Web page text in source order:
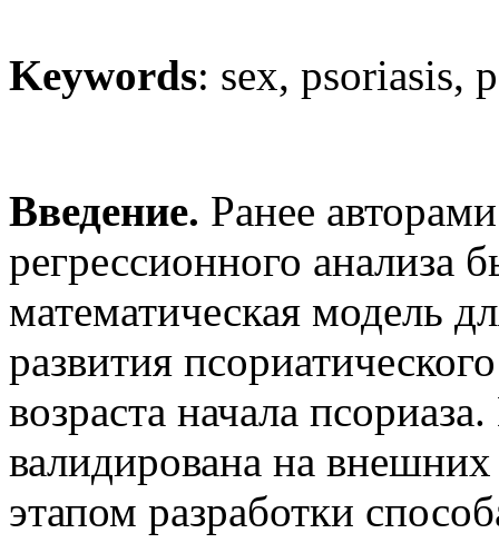
Keywords: sex, psoriasis,
Введение. Ранее
регрессионного анализа
математическая модель
развития
возраста начала
валидирована на
этапом разработки